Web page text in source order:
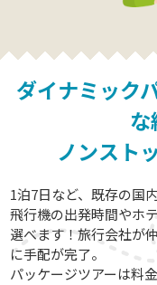
ダイナミック
ノンスト
1泊7日など、既存の国
飛行機の出発時間やホ
選べます！旅行会社が
に手配が完了。
パッケージツアーは料